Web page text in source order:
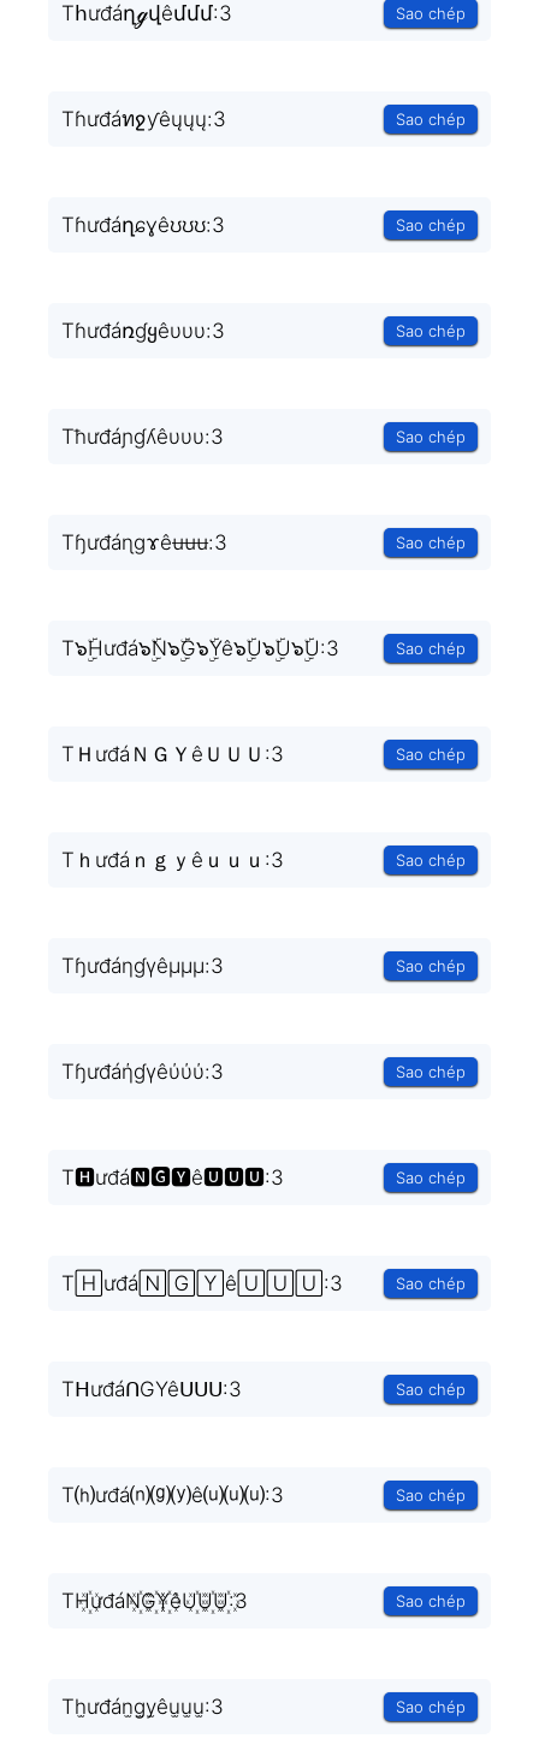
Tհưđáղℊվêմմմ:3 Sao chép
Tɦưđáทջƴêųųų:3 Sao chép
Tɦưđáղɕɣêʊʊʊ:3 Sao chép
Tɦưđáռɠყêυυυ:3 Sao chép
Tħưđáɲɠʎêυυυ:3 Sao chép
Tɧưđáɳɡɤêʉʉʉ:3 Sao chép
T๖ۣۜHưđá๖ۣۜN๖ۣۜG๖ۣۜYê๖ۣۜU๖ۣۜU๖ۣۜU:3 Sao chép
TＨưđáＮＧＹêＵＵＵ:3 Sao chép
Tｈưđáｎｇｙêｕｕｕ:3 Sao chép
Tɧưđáηɠγêμμμ:3 Sao chép
Tɧưđáήɠγêύύύ:3 Sao chép
T🅷ưđá🅽🅶🆈ê🆄🆄🆄:3 Sao chép
T🄷ưđá🄽🄶🅈ê🅄🅄🅄:3 Sao chép
TᕼưđáᑎGYêᑌᑌᑌ:3 Sao chép
T⒣ưđá⒩⒢⒴ê⒰⒰⒰:3 Sao chép
TH꙰ưđáN꙰G꙰Y꙰êU꙰U꙰U꙰:3 Sao chép
Th̫ưđán̫g̫y̫êu̫u̫u̫:3 Sao chép